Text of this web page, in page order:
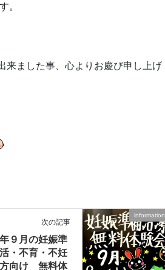
。
来ました事、心よりお慶び申し上げ
information
次の記事
９月の妊娠準
・不育・不妊
向け 無料体